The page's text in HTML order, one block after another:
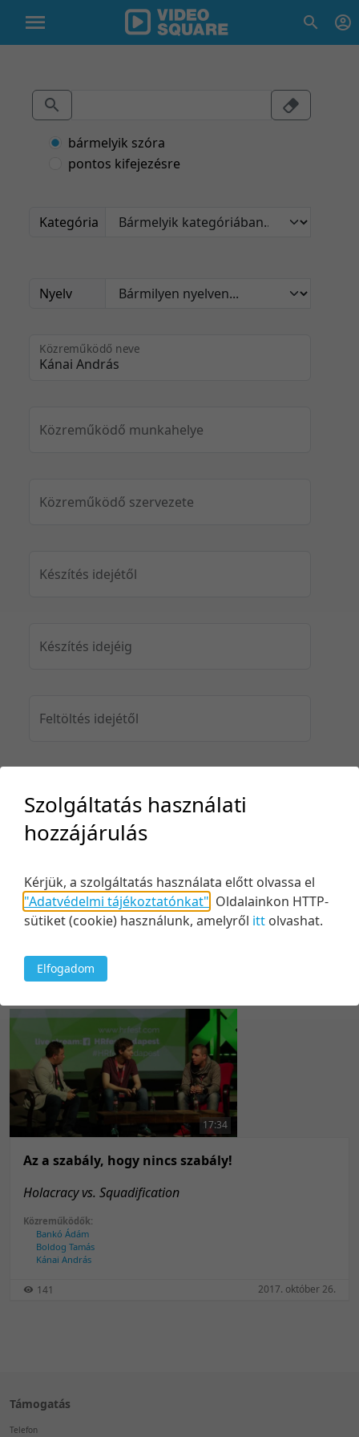
bármelyik szóra
pontos kifejezésre
Kategória
Nyelv
Közreműködő neve
Közreműködő munkahelye
Közreműködő szervezete
Készítés idejétől
Készítés idejéig
Feltöltés idejétől
Keresés
Relevancia szerint
Kezdés/felvétel dátuma szerint
Kezdés/felvétel dátuma szerint
Feltöltés dátuma szerint
Feltöltés dátuma szerint
Utolsó módosítás szerint
Utolsó módosítás szerint
1 tétel
5 tétel/oldal
10 tétel/oldal
20 tétel/oldal
50 tétel/oldal
100 tétel/oldal
17:34
Az a szabály, hogy nincs szabály!
Holacracy vs. Squadification
Közreműködők:
Bankó Ádám
Boldog Tamás
Kánai András
141 2017. október 26.
Támogatás
Telefon
Szolgáltatás használati
hozzájárulás
Kérjük, a szolgáltatás használata előtt olvassa el
"Adatvédelmi tájékoztatónkat" Oldalainkon HTTP-
sütiket (cookie) használunk, amelyről itt olvashat.
Elfogadom